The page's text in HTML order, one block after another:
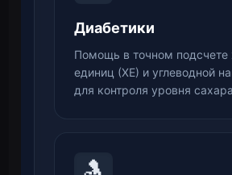
Диабетики
Помощь в точном подсчете
единиц (ХЕ) и углеводной
для контроля уровня